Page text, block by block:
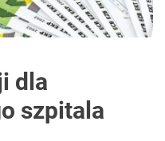
dla
szpitala